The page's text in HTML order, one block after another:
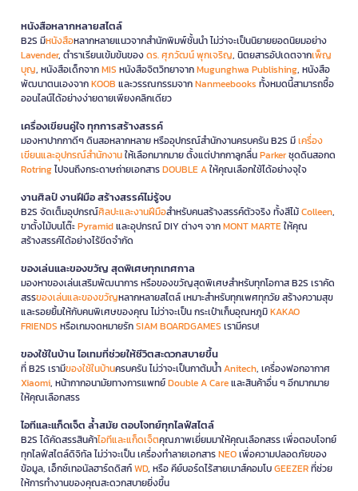
หนังสือหลากหลายสไตล์
B2S มีหนังสือหลากหลายแนวจากสำนักพิมพ์ชั้นนำ ไม่ว่าจะเป็นนิยายยอดนิยมอย่าง
Lavender, ตำราเรียนเข้มข้นของดร. ศุภวัฒน์ พุกเจริญ, นิตยสารอัปเดตจากเพ็ญ
บุญ, หนังสือเด็กจากMIS หนังสือจิตวิทยาจากMugunghwa Publishing, หนังสือ
พัฒนาตนเองจากKOOB และวรรณกรรมจากNanmeebooks ทั้งหมดนี้สามารถซื้อ
ออนไลน์ได้อย่างง่ายดายเพียงคลิกเดียว
เครื่องเขียนคู่ใจ ทุกการสร้างสรรค์
มองหาปากกาดีๆ ดินสอหลากหลาย หรืออุปกรณ์สำนักงานครบครัน B2S มีเครื่อง
เขียนและอุปกรณ์สำนักงานให้เลือกมากมาย ตั้งแต่ปากกาลูกลื่นParkerชุดดินสอกด
Rotringไปจนถึงกระดาษถ่ายเอกสารDOUBLE Aให้คุณเลือกใช้ได้อย่างจุใจ
งานศิลป์ งานฝีมือ สร้างสรรค์ไม่รู้จบ
B2S จัดเต็มอุปกรณ์ศิลปะและงานฝีมือสำหรับคนสร้างสรรค์ตัวจริง ทั้งสีไม้Colleen,
ขาตั้งไม้บนโต๊ะPyramidและอุปกรณ์ DIY ต่างๆ จากMONT MARTEให้คุณ
สร้างสรรค์ได้อย่างไร้ขีดจำกัด
ของเล่นและของขวัญ สุดพิเศษทุกเทศกาล
มองหาของเล่นเสริมพัฒนาการ หรือของขวัญสุดพิเศษสำหรับทุกโอกาส B2S เราคัด
สรรของเล่นและของขวัญหลากหลายสไตล์ เหมาะสำหรับทุกเพศทุกวัย สร้างความสุข
และรอยยิ้มให้กับคนพิเศษของคุณ ไม่ว่าจะเป็น กระเป๋าเก็บอุณหภูมิKAKAO
FRIENDS หรือเกมจดหมายรักSIAM BOARDGAMES เรามีครบ!
ของใช้ในบ้าน ไอเทมที่ช่วยให้ชีวิตสะดวกสบายขึ้น
ที่ B2S เรามีของใช้ในบ้านครบครัน ไม่ว่าจะเป็นกาต้มน้ำAnitech, เครื่องฟอกอากาศ
Xiaomi, หน้ากากอนามัยทางการแพทย์Double A Careและสินค้าอื่น ๆ อีกมากมาย
ให้คุณเลือกสรร
ไอทีและแก็ดเจ็ต ล้ำสมัย ตอบโจทย์ทุกไลฟ์สไตล์
B2S ได้คัดสรรสินค้าไอทีและแก็ดเจ็ตคุณภาพเยี่ยมมาให้คุณเลือกสรร เพื่อตอบโจทย์
ทุกไลฟ์สไตล์ดิจิทัล ไม่ว่าจะเป็น เครื่องทำลายเอกสารNEOเพื่อความปลอดภัยของ
ข้อมูล, เอ็กซ์เทอนัลฮาร์ดดิสก์WD, หรือ คีย์บอร์ดไร้สายเมาส์คอมโบGEEZERที่ช่วย
ให้การทำงานของคุณสะดวกสบายยิ่งขึ้น